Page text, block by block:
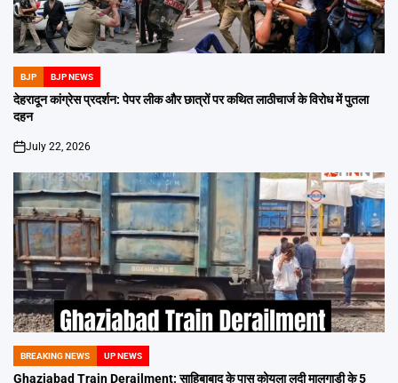
POSTED
IN
BJP BJP NEWS
देहरादून कांग्रेस प्रदर्शन: पेपर लीक और छात्रों पर कथित लाठीचार्ज के विरोध में पुतला
दहन
on
July 22, 2026
POSTED
IN
BREAKING NEWS UP NEWS
Ghaziabad Train Derailment: साहिबाबाद के पास कोयला लदी मालगाड़ी के 5